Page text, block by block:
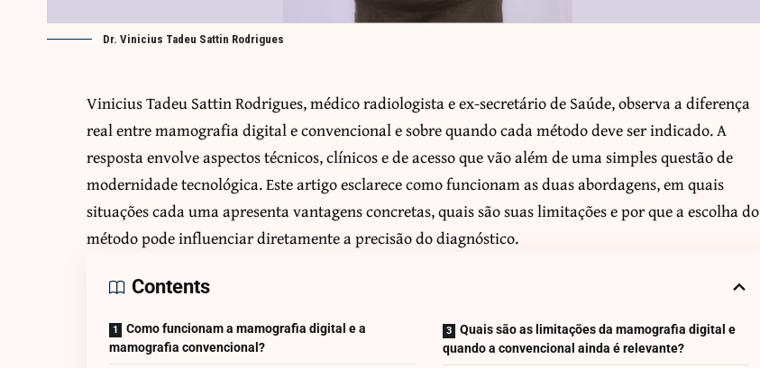
Dr. Vinicius Tadeu Sattin Rodrigues
Vinicius Tadeu Sattin Rodrigues, médico radiologista e ex-secretário de Saúde, observa a diferença
real entre mamografia digital e convencional e sobre quando cada método deve ser indicado. A
resposta envolve aspectos técnicos, clínicos e de acesso que vão além de uma simples questão de
modernidade tecnológica. Este artigo esclarece como funcionam as duas abordagens, em quais
situações cada uma apresenta vantagens concretas, quais são suas limitações e por que a escolha do
método pode influenciar diretamente a precisão do diagnóstico.
Contents
Como funcionam a mamografia digital e a
mamografia convencional?
Quais são as limitações da mamografia digital e
quando a convencional ainda é relevante?